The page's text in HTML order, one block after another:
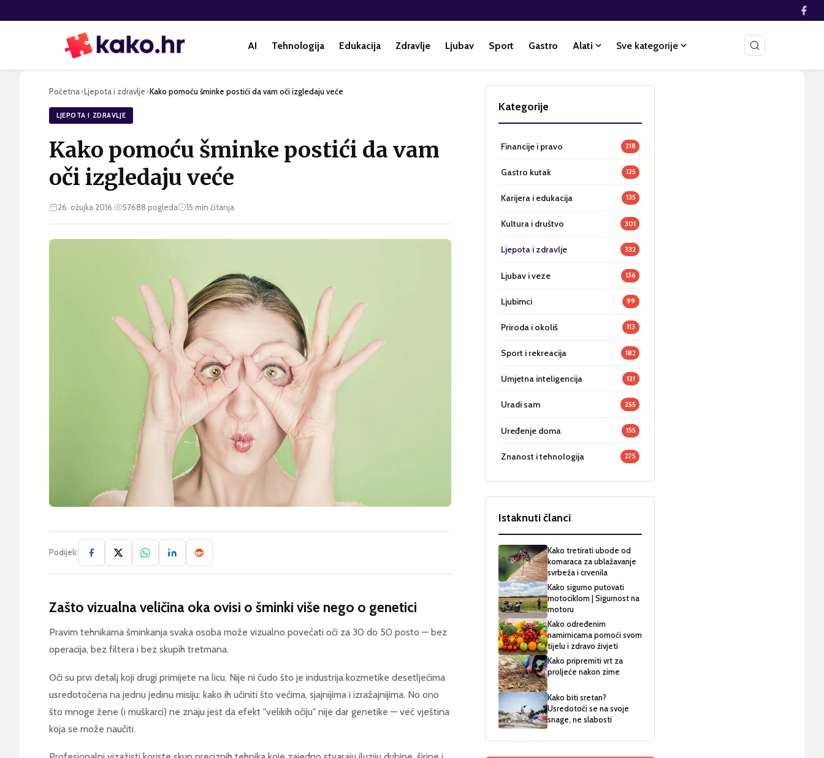
AI Tehnologija Edukacija Zdravlje Ljubav Sport Gastro Alati Sve kategorije
Početna›Ljepota i zdravlje ›Kako pomoću šminke postići da vam oči izgledaju veće
LJEPOTA I ZDRAVLJE
Kako pomoću šminke postići da vam
oči izgledaju veće
26. ožujka 2016. 57688 pogleda 15 min čitanja
Podijeli:
Zašto vizualna veličina oka ovisi o šminki više nego o genetici
Pravim tehnikama šminkanja svaka osoba može vizualno povećati oči za 30 do 50 posto — bez
operacija, bez filtera i bez skupih tretmana.
Oči su prvi detalj koji drugi primijete na licu. Nije ni čudo što je industrija kozmetike desetljećima
usredotočena na jednu jedinu misiju: kako ih učiniti što većima, sjajnijima i izražajnijima. No ono
što mnoge žene (i muškarci) ne znaju jest da efekt "velikih očiju" nije dar genetike — već vještina
koja se može naučiti.
Kategorije
Financije i pravo 218
Gastro kutak 125
Karijera i edukacija 135
Kultura i društvo 301
Ljepota i zdravlje 332
Ljubav i veze 136
Ljubimci 99
Priroda i okoliš 113
Sport i rekreacija 182
Umjetna inteligencija 121
Uradi sam 255
Uređenje doma 155
Znanost i tehnologija 275
Istaknuti članci
Kako tretirati ubode od
komaraca za ublažavanje
svrbeža i crvenila
Kako sigurno putovati
motociklom | Sigurnost na
motoru
Kako određenim
namirnicama pomoći svom
tijelu i zdravo živjeti
Kako pripremiti vrt za
proljeće nakon zime
Kako biti sretan?
Usredotoči se na svoje
snage, ne slabosti